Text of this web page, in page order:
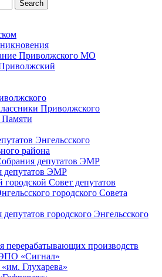
Приволжского МО
Приволжского
Энгельсского
района
депутатов ЭМР
депутатов ЭМР
городской Совет депутатов
городского Совета
городского Энгельсского
перерабатывающих производств
«Сигнал»
Глухарева»